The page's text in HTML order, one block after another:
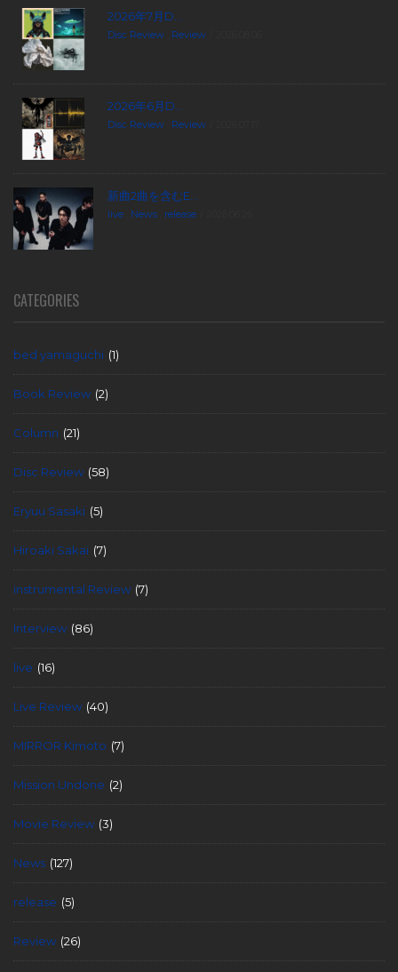
2026年7月D...
Disc Review Review
2026年6月D...
Disc Review Review
新曲2曲を含むE...
live News release
CATEGORIES
bed yamaguchi (1)
Book Review (2)
Column (21)
Disc Review (58)
Eryuu Sasaki (5)
Hiroaki Sakai (7)
instrumental Review (7)
Interview (86)
live (16)
Live Review (40)
MIRROR Kimoto (7)
Mission Undone (2)
Movie Review (3)
News (127)
release (5)
Review (26)